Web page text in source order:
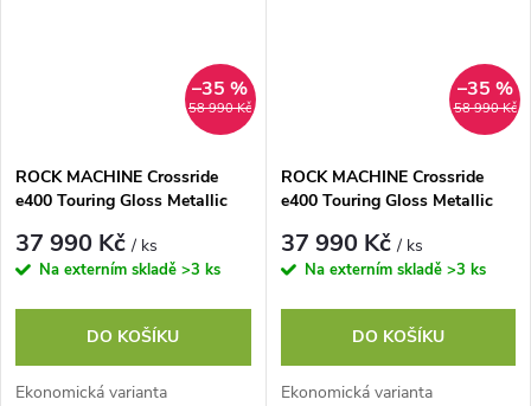
58 990 Kč
–35 %
ROCK MACHINE Crossride
e400 Touring Gloss Metallic
37 990 Kč/ ks
Na externím skladě >3 ks
DO KOŠÍKU
Ekonomická varianta
58 990 Kč
–35 %
ROCK MACHINE Crossride
e400 Touring Gloss Metallic
37 990 Kč/ ks
Na externím skladě >3 ks
DO KOŠÍKU
Ekonomická varianta